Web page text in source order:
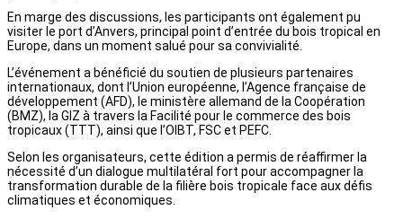
En marge des discussions, les participants ont également pu
visiter le port d’Anvers, principal point d’entrée du bois tropical en
Europe, dans un moment salué pour sa convivialité.
L’événement a bénéficié du soutien de plusieurs partenaires
internationaux, dont l’Union européenne, l’Agence française de
développement (AFD), le ministère allemand de la Coopération
(BMZ), la GIZ à travers la Facilité pour le commerce des bois
tropicaux (TTT), ainsi que l’OIBT, FSC et PEFC.
Selon les organisateurs, cette édition a permis de réaffirmer la
nécessité d’un dialogue multilatéral fort pour accompagner la
transformation durable de la filière bois tropicale face aux défis
climatiques et économiques.